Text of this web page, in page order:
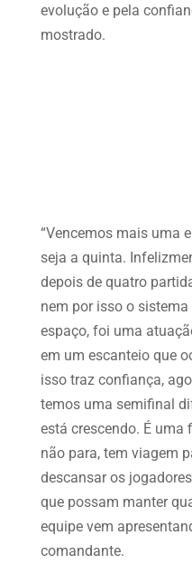
evolução e pela
mostrado.
“Vencemos mais uma
seja a quinta.
depois de quatro
nem por isso o
espaço, foi uma
em um escanteio que
isso traz confiança,
temos uma semifinal
está crescendo. É uma
não para, tem viagem
descansar os
que possam manter
equipe vem
comandante.